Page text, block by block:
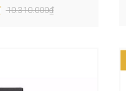
10.310.000₫